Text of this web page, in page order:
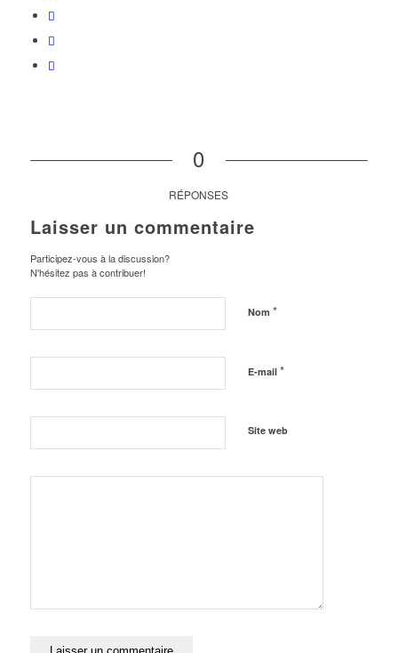
0
RÉPONSES
Laisser un commentaire
Participez-vous à la discussion?
N'hésitez pas à contribuer!
Nom *
E-mail *
Site web